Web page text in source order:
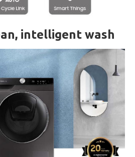
intelligent wash